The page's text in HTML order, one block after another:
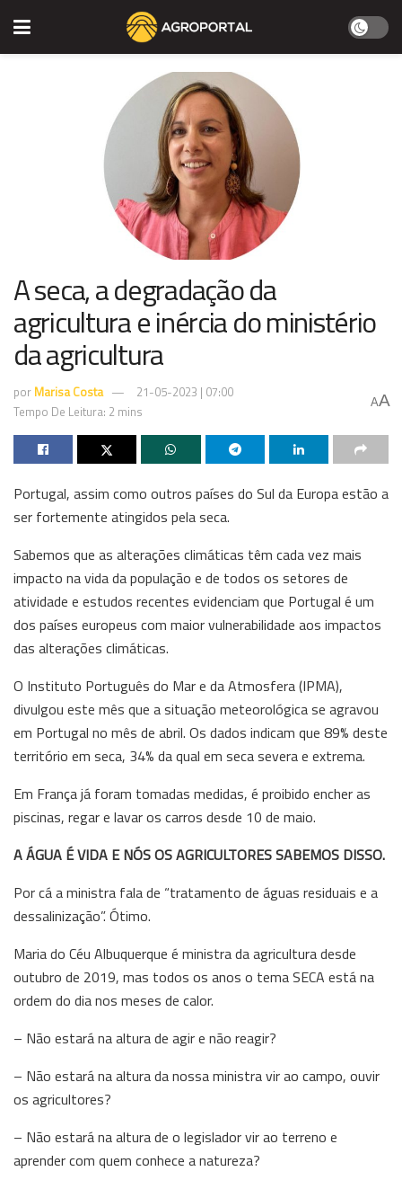
A seca, a degradação da
agricultura e inércia do ministério
da agricultura
por Marisa Costa
21-05-2023 | 07:00
Tempo De Leitura: 2 mins
AA
Portugal, assim como outros países do Sul da Europa estão a
ser fortemente atingidos pela seca.
Sabemos que as alterações climáticas têm cada vez mais
impacto na vida da população e de todos os setores de
atividade e estudos recentes evidenciam que Portugal é um
dos países europeus com maior vulnerabilidade aos impactos
das alterações climáticas.
O Instituto Português do Mar e da Atmosfera (IPMA),
divulgou este mês que a situação meteorológica se agravou
em Portugal no mês de abril. Os dados indicam que 89% deste
território em seca, 34% da qual em seca severa e extrema.
Em França já foram tomadas medidas, é proibido encher as
piscinas, regar e lavar os carros desde 10 de maio.
A ÁGUA É VIDA E NÓS OS AGRICULTORES SABEMOS DISSO.
Por cá a ministra fala de “tratamento de águas residuais e a
dessalinização”. Ótimo.
Maria do Céu Albuquerque é ministra da agricultura desde
outubro de 2019, mas todos os anos o tema SECA está na
ordem do dia nos meses de calor.
– Não estará na altura de agir e não reagir?
– Não estará na altura da nossa ministra vir ao campo, ouvir
os agricultores?
– Não estará na altura de o legislador vir ao terreno e
aprender com quem conhece a natureza?